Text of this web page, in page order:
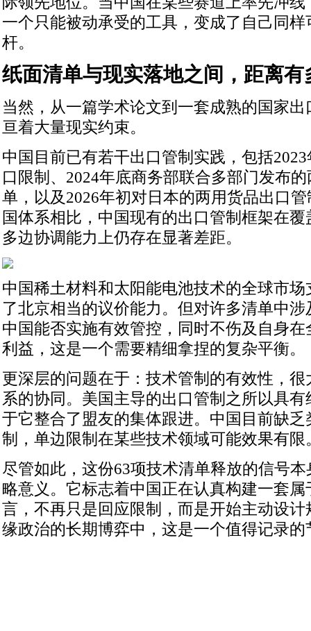
一个只能被动承受的工具，变成了自己同
杆。
纸面清单与现实落地之间，距离有
当然，从一篇学术论文到一套成熟的国家
亘着大量现实约束。
中国目前已有若干出口管制实践，包括
口限制、2024年底商务部联合多部门发布
单，以及2026年初对日本的两用货品出口
国体系相比，中国现有的出口管制框架在
多边协调能力上仍存在显著差距。
中国稀土材料和太阳能电池技术的全球市
了北京相当的议价能力。但对许多清单中
中国能否实施有效管控，同时不伤及自身
利益，这是一个需要精细拿捏的复杂平衡。
更深层的问题在于：技术管制的有效性，
系的协同。美国主导的出口管制之所以具
于它整合了盟友的集体跟进。中国目前缺
制，单边限制在某些技术领域可能效果有限
尽管如此，这份63项技术清单释放的信号
略意义。它标志着中国正在认真构建一套
言，不再只是回应限制，而是开始主动设
缘政治的长期博弈中，这是一个值得记录的